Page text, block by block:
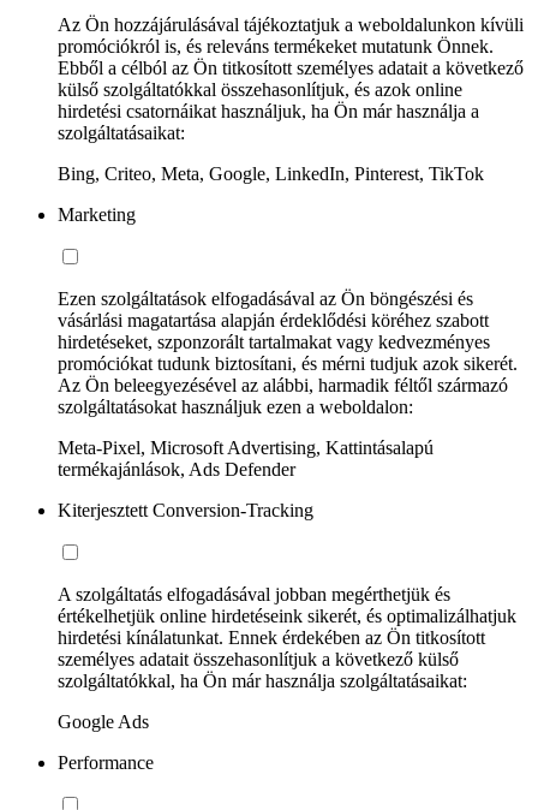
Az Ön hozzájárulásával tájékoztatjuk a weboldalunkon kívüli
promóciókról is, és releváns termékeket mutatunk Önnek.
Ebből a célból az Ön titkosított személyes adatait a következő
külső szolgáltatókkal összehasonlítjuk, és azok online
hirdetési csatornáikat használjuk, ha Ön már használja a
szolgáltatásaikat:
Bing, Criteo, Meta, Google, LinkedIn, Pinterest, TikTok
Marketing
Ezen szolgáltatások elfogadásával az Ön böngészési és
vásárlási magatartása alapján érdeklődési köréhez szabott
hirdetéseket, szponzorált tartalmakat vagy kedvezményes
promóciókat tudunk biztosítani, és mérni tudjuk azok sikerét.
Az Ön beleegyezésével az alábbi, harmadik féltől származó
szolgáltatásokat használjuk ezen a weboldalon:
Meta-Pixel, Microsoft Advertising, Kattintásalapú
termékajánlások, Ads Defender
Kiterjesztett Conversion-Tracking
A szolgáltatás elfogadásával jobban megérthetjük és
értékelhetjük online hirdetéseink sikerét, és optimalizálhatjuk
hirdetési kínálatunkat. Ennek érdekében az Ön titkosított
személyes adatait összehasonlítjuk a következő külső
szolgáltatókkal, ha Ön már használja szolgáltatásaikat:
Google Ads
Performance